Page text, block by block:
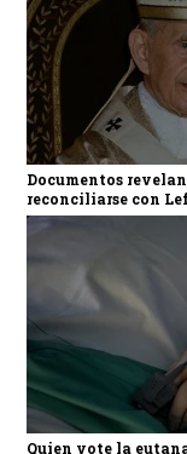
Documentos
reconciliarse con
Quien vote la